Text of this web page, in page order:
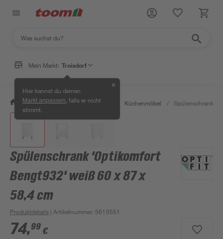
Mein Markt: Troisdorf
Hier kannst du deinen
Markt anpassen , falls er nicht
stimmt.
✕
/ Wohnen & Haushalt / Küche Küchenmöbel / Spülenschrank
Spülenschrank 'Optikomfort
Bengt932' weiß 60 x 87 x
58,4 cm
Produktdetails | Artikelnummer: 5610551
74,99 €